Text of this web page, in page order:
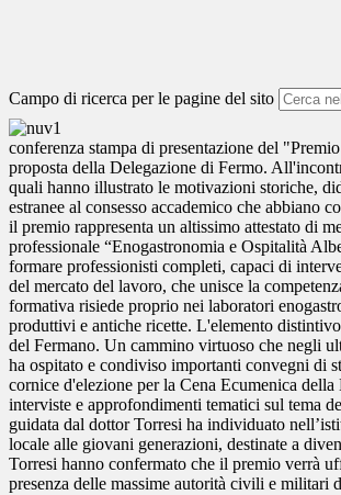
Campo di ricerca per le pagine del sito
conferenza stampa di presentazione del
proposta della Delegazione di Fermo.
quali hanno illustrato le motivazioni storiche,
estranee al consesso accademico che abbiano
il premio rappresenta un altissimo attestato di
professionale “Enogastronomia e Ospitalità
formare professionisti completi, capaci di
del mercato del lavoro, che unisce la
formativa risiede proprio nei laboratori
produttivi e antiche ricette. L'elemento
del Fermano. Un cammino virtuoso che negli
ha ospitato e condiviso importanti convegni di
cornice d'elezione per la Cena Ecumenica
interviste e approfondimenti tematici sul tema
guidata dal dottor Torresi ha individuato
locale alle giovani generazioni, destinate a
Torresi hanno confermato che il premio verrà
presenza delle massime autorità civili e militari